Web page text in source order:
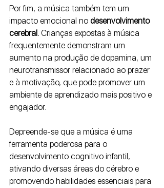
Por fim, a música também tem um
impacto emocional no desenvolvimento
cerebral. Crianças expostas à música
frequentemente demonstram um
aumento na produção de dopamina, um
neurotransmissor relacionado ao prazer
e à motivação, que pode promover um
ambiente de aprendizado mais positivo e
engajador.
Depreende-se que a música é uma
ferramenta poderosa para o
desenvolvimento cognitivo infantil,
ativando diversas áreas do cérebro e
promovendo habilidades essenciais para